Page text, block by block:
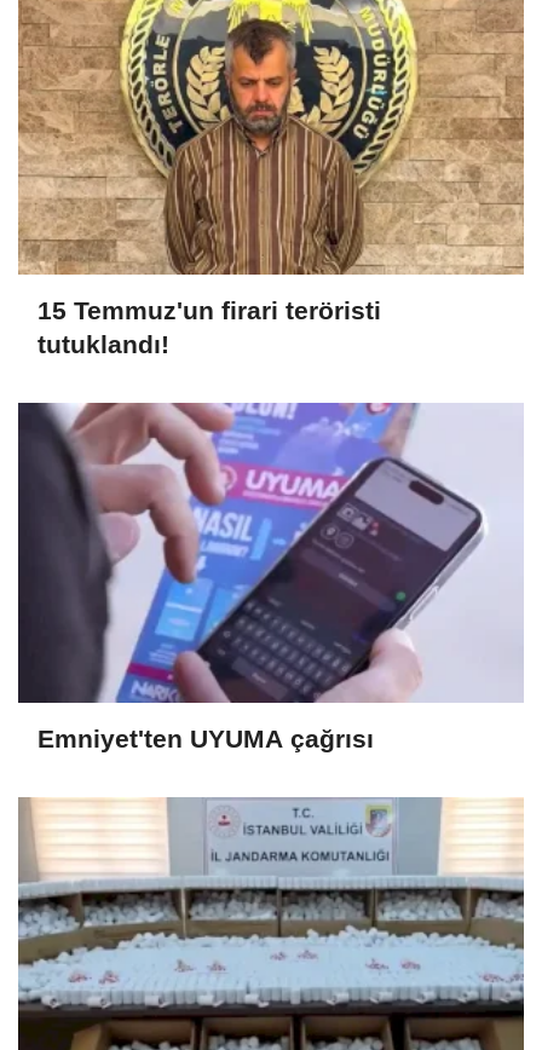
15 Temmuz'un firari teröristi
tutuklandı!
Emniyet'ten UYUMA çağrısı